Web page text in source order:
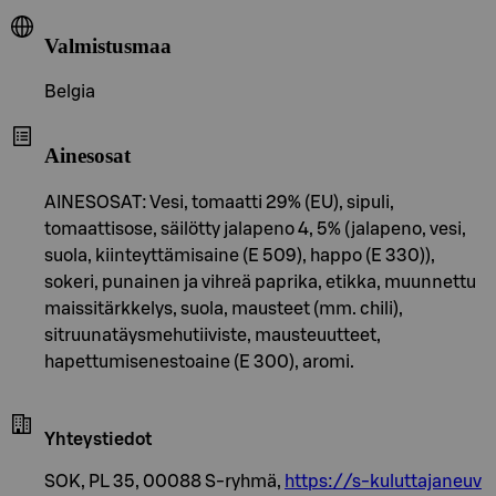
Valmistusmaa
Belgia
Ainesosat
AINESOSAT: Vesi, tomaatti 29% (EU), sipuli,
tomaattisose, säilötty jalapeno 4, 5% (jalapeno, vesi,
suola, kiinteyttämisaine (E 509), happo (E 330)),
sokeri, punainen ja vihreä paprika, etikka, muunnettu
maissitärkkelys, suola, mausteet (mm. chili),
sitruunatäysmehutiiviste, mausteuutteet,
hapettumisenestoaine (E 300), aromi.
Yhteystiedot
SOK, PL 35, 00088 S-ryhmä, https://s-kuluttajaneuv